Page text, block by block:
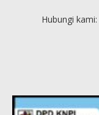
Hubungi kami: